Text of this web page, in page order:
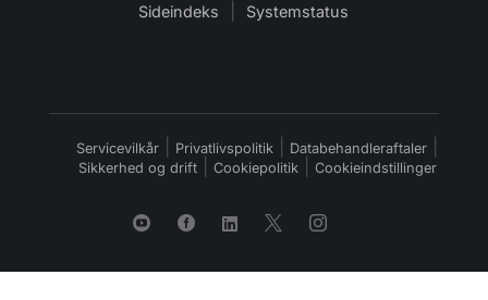
Sideindeks Systemstatus
Servicevilkår Privatlivspolitik Databehandleraftaler
Sikkerhed og drift| Cookiepolitik| Cookieindstillinger
    